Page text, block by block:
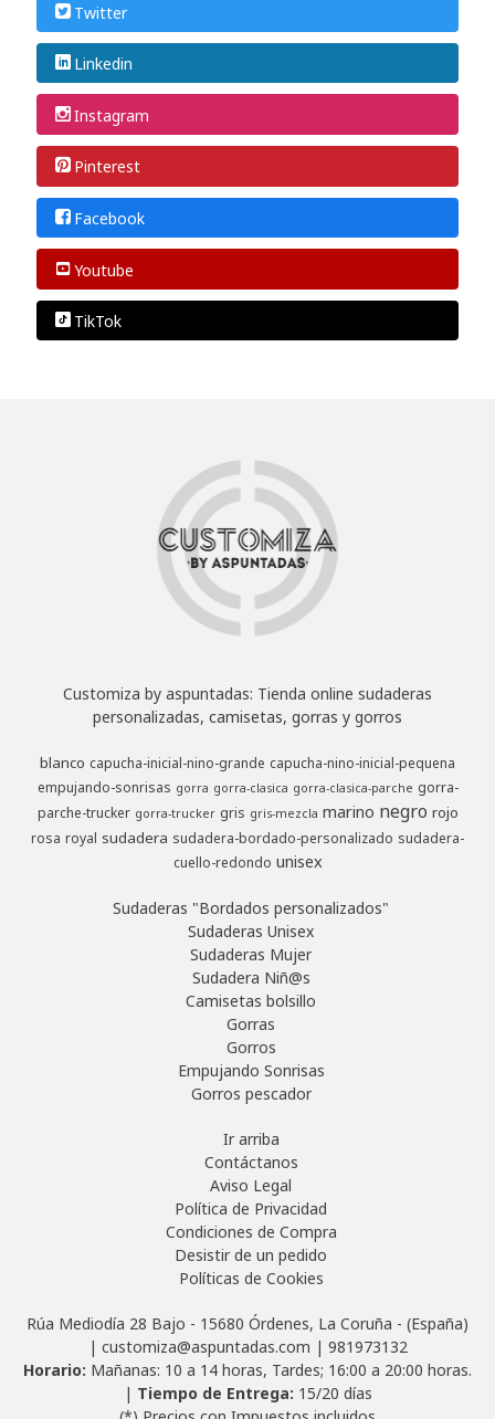
Twitter
Linkedin
Instagram
Pinterest
Facebook
Youtube
TikTok
Customiza by aspuntadas: Tienda online sudaderas
personalizadas, camisetas, gorras y gorros
blanco capucha-inicial-nino-grande capucha-nino-inicial-pequena
empujando-sonrisas gorra gorra-clasica gorra-clasica-parche gorra-
parche-trucker gorra-trucker gris gris-mezcla marino negro rojo
rosa royal sudadera sudadera-bordado-personalizado sudadera-
cuello-redondo unisex
Sudaderas "Bordados personalizados"
Sudaderas Unisex
Sudaderas Mujer
Sudadera Niñ@s
Camisetas bolsillo
Gorras
Gorros
Empujando Sonrisas
Gorros pescador
Ir arriba
Contáctanos
Aviso Legal
Política de Privacidad
Condiciones de Compra
Desistir de un pedido
Políticas de Cookies
Rúa Mediodía 28 Bajo - 15680 Órdenes, La Coruña - (España)
| customiza@aspuntadas.com | 981973132
Horario: Mañanas: 10 a 14 horas, Tardes; 16:00 a 20:00 horas.
| Tiempo de Entrega: 15/20 días